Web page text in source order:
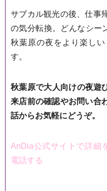
サブカル観光の後、仕事
の気分転換。どんなシー
秋葉原の夜をより楽し
す。
秋葉原で大人向けの夜遊
来店前の確認やお問い合
話からお気軽にどうぞ。
AnDia公式サイトで詳細
電話する